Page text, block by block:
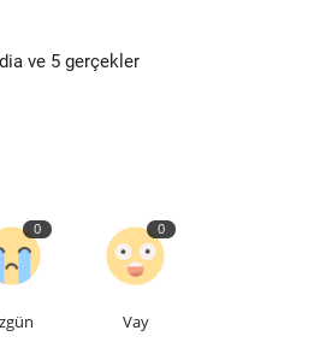
ve 5 gerçekler
0 0
Vay